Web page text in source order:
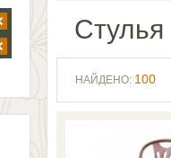
Стулья
НАЙДЕНО: 100